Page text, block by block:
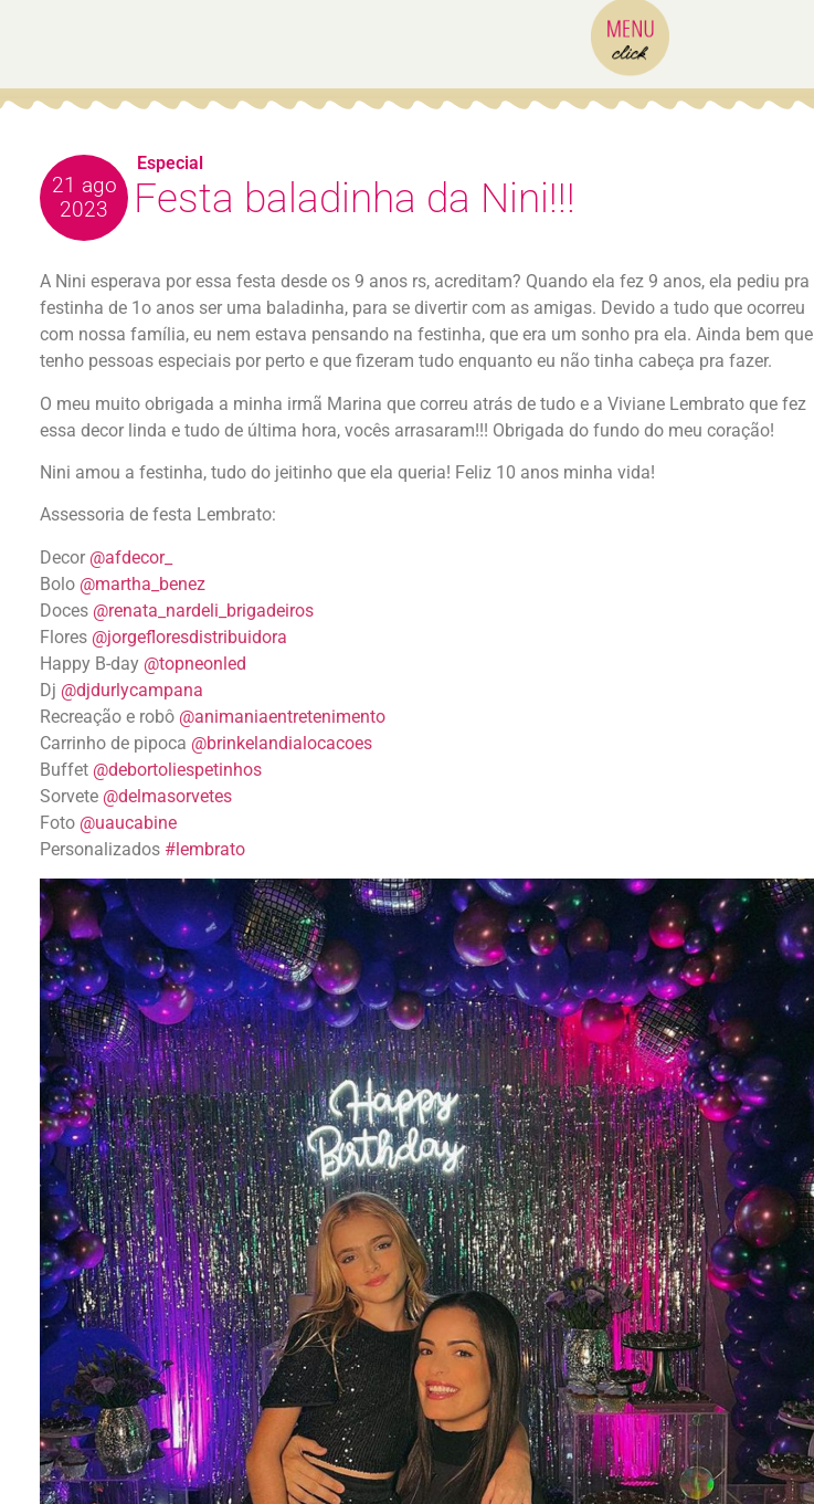
21 ago
2023
Festa baladinha da Nini!!!
A Nini esperava por essa festa desde os 9 anos rs, acreditam? Quando ela fez 9 anos, ela pediu pra
festinha de 1o anos ser uma baladinha, para se divertir com as amigas. Devido a tudo que ocorreu
com nossa família, eu nem estava pensando na festinha, que era um sonho pra ela. Ainda bem que
tenho pessoas especiais por perto e que fizeram tudo enquanto eu não tinha cabeça pra fazer.
O meu muito obrigada a minha irmã Marina que correu atrás de tudo e a Viviane Lembrato que fez
essa decor linda e tudo de última hora, vocês arrasaram!!! Obrigada do fundo do meu coração!
Nini amou a festinha, tudo do jeitinho que ela queria! Feliz 10 anos minha vida!
Assessoria de festa Lembrato:
Decor @afdecor_
Bolo @martha_benez
Doces @renata_nardeli_brigadeiros
Flores @jorgefloresdistribuidora
Happy B-day @topneonled
Dj @djdurlycampana
Recreação e robô @animaniaentretenimento
Carrinho de pipoca @brinkelandialocacoes
Buffet @debortoliespetinhos
Sorvete @delmasorvetes
Foto @uaucabine
Personalizados #lembrato
Especial